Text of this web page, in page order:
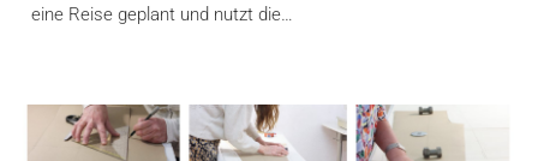
eine Reise geplant und nutzt die…